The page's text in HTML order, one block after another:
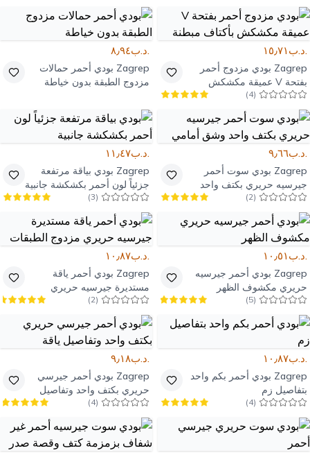
.د.ب١٥٫٧١
Zagrep بودي مزدوج أحمر
بفتحة V عميقة مكشكش
بأكتاف مبطنة(
4
)
.د.ب٨٫٩٤
Zagrep بودي أحمر حمالات
مزدوج الطبقة بدون خياطة
.د.ب٩٫٦٦
Zagrep بودي سوت أحمر
جيرسيه حريري بكتف واحد
وشق أمامي (
2
)
.د.ب١١٫٤٧
Zagrep بودي بياقة مرتفعة
جزئياً لون أحمر بكشكشة جانبية
(
3
)
.د.ب١٠٫٥١
Zagrep بودي أحمر جيرسيه
حريري مكشوف الظهر
(
5
)
.د.ب١٠٫٨٧
Zagrep بودي أحمر ياقة
مستديرة جيرسيه حريري
مزدوج الطبقات
(
2
)
.د.ب١٠٫٨٧
Zagrep بودي أحمر بكم واحد
بتفاصيل زم
(
4
)
.د.ب٩٫١٨
Zagrep بودي أحمر جيرسي
حريري بكتف واحد وتفاصيل
ياقة
(
4
)